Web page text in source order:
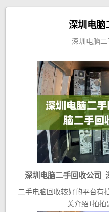
深圳电脑
深圳电脑
深圳电脑二手回收公司_
二手电脑回收较好的平台有
关介绍1拍拍